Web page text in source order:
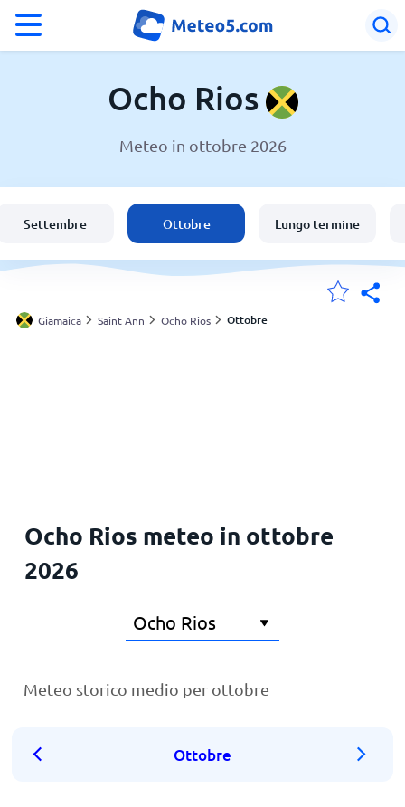
Meteo a Ocho Rios
Italia
Svizzera
Ocho Rios
Meteo in ottobre 2026
Settembre Ottobre Lungo termine
Giamaica Saint Ann Ocho Rios Ottobre
Ocho Rios meteo in ottobre
2026
Meteo storico medio per ottobre
Ottobre